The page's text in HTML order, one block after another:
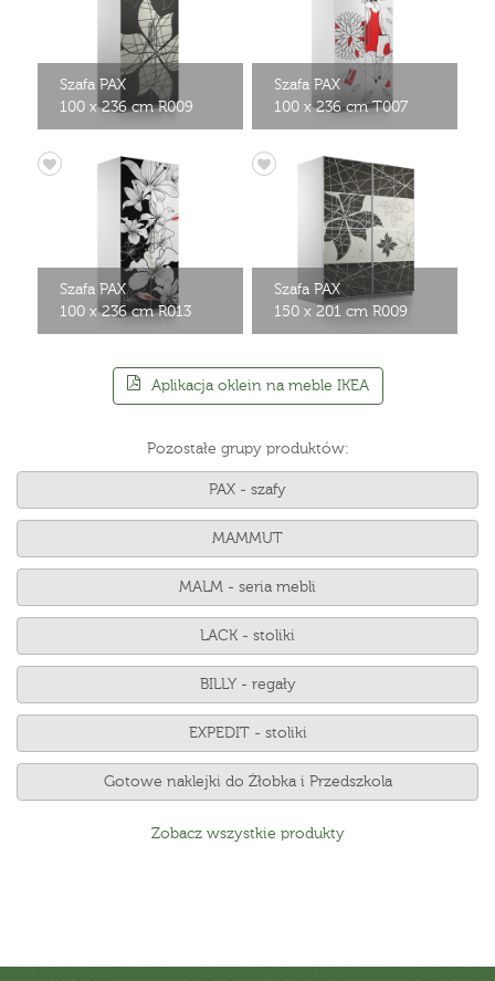
Szafa PAX
100 x 236 cm R009
Szafa PAX
100 x 236 cm T007
Szafa PAX
100 x 236 cm R013
Szafa PAX
150 x 201 cm R009
Aplikacja oklein na meble IKEA
Pozostałe grupy produktów:
PAX - szafy
MAMMUT
MALM - seria mebli
LACK - stoliki
BILLY - regały
EXPEDIT - stoliki
Gotowe naklejki do Żłobka i Przedszkola
Zobacz wszystkie produkty